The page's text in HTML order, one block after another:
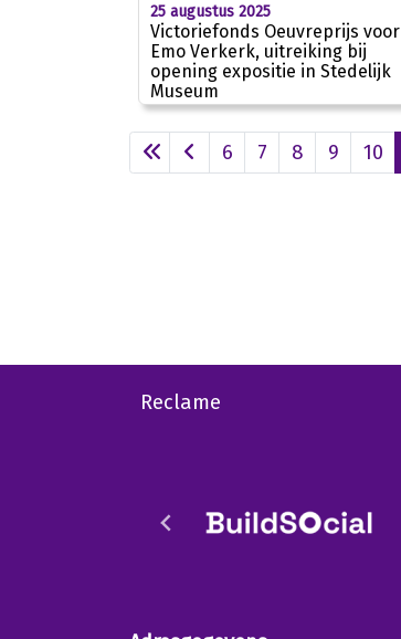
25 augustus 2025
Victoriefonds Oeuvreprijs voor
Emo Verkerk, uitreiking bij
opening expositie in Stedelijk
Museum
6 7 8 9 10
Reclame